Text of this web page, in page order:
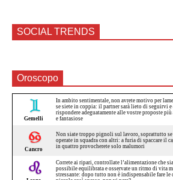
SOCIAL TRENDS
Oroscopo